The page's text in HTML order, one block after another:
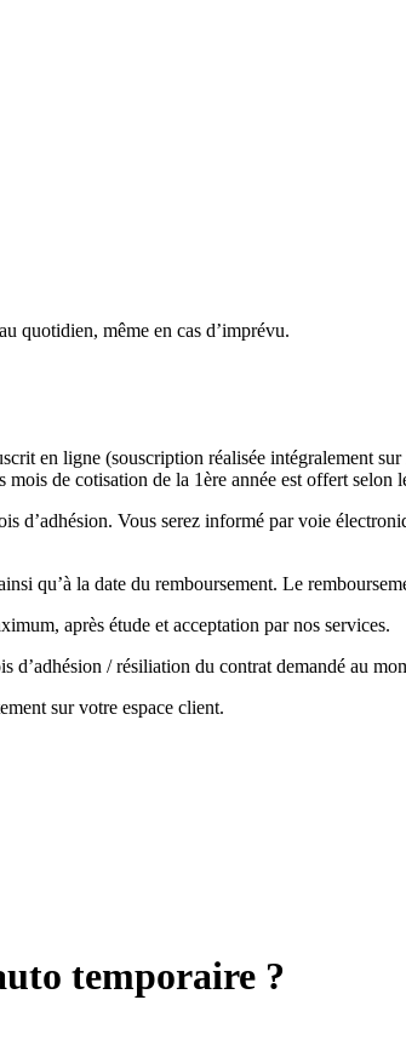
quotidien, même en cas d’imprévu.
en ligne (souscription réalisée intégralement
de cotisation de la 1ère année est offert selon
Vous serez informé par voie
qu’à la date du remboursement. Le
après étude et acceptation par nos services.
/ résiliation du contrat demandé au
sur votre espace client.
temporaire ?